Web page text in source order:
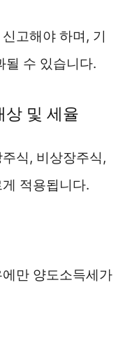
고해야 하며, 기
될 수 있습니다.
상 및 세율
식, 비상장주식,
적용됩니다.
만 양도소득세가